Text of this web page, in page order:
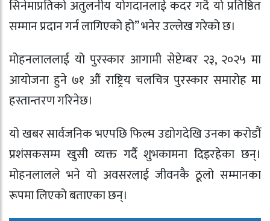
सिनेमाप्रतिको अतुलनीय योगदानलाई कदर गर्दै यो प्रतिष्ठित
सम्मान प्रदान गर्न लागिएको हो” भनेर उल्लेख गरेको छ।
मोहनलाललाई यो पुरस्कार आगामी सेप्टेम्बर २३, २०२५ मा
आयोजना हुने ७१ औं राष्ट्रिय चलचित्र पुरस्कार समारोह मा
हस्तान्तरण गरिनेछ।
यो खबर सार्वजनिक भएपछि फिल्म उद्योगदेखि उनका करोडौं
प्रशंसकसम्म खुसी व्यक्त गर्दै शुभकामना दिइरहेका छन्।
मोहनलालले भने यो अवसरलाई जीवनकै ठूलो सम्मानका
रूपमा लिएको बताएका छन्।